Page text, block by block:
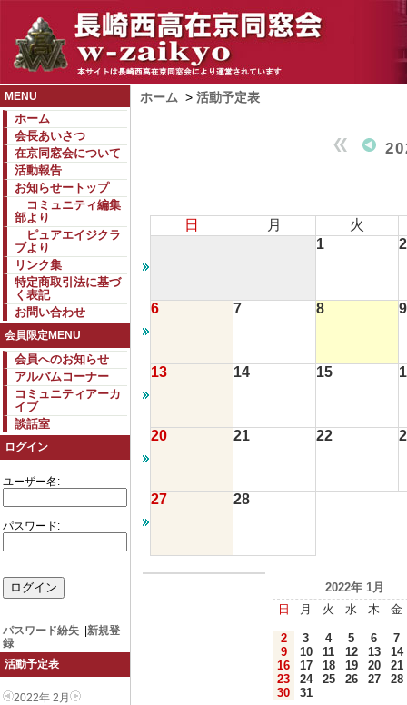
MENU
ホーム
会長あいさつ
在京同窓会について
活動報告
お知らせートップ
コミュニティ編集
部より
ピュアエイジクラ
ブより
リンク集
特定商取引法に基づ
く表記
お問い合わせ
会員限定MENU
会員へのお知らせ
アルバムコーナー
コミュニティアーカ
イブ
談話室
ログイン
ユーザー名:
パスワード:
パスワード紛失
新規登
録
活動予定表
2022年 2月
ホーム > 活動予定表
日 月
火
1
2
6 7 8 9
13 14 15
20 21 22
27 28
2022年 1月
日
月 火 水 木 金
2 3 4 5 6
7
9
10 11 12 13
14
16
17 18 19 20
21
23
24 25 26 27
28
30
31